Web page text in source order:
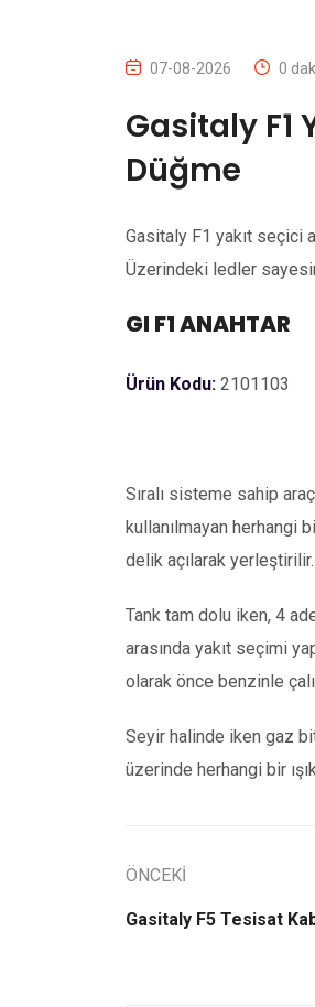
07-08-2026 0 dak
Gasitaly F1
Düğme
Gasitaly F1 yakıt seçici
Üzerindeki ledler
GI F1 ANAHTAR
Ürün Kodu: 2101103
Sıralı sisteme sahip
kullanılmayan herhangi
delik açılarak yerleştirilir.
Tank tam dolu iken, 4
arasında yakıt seçimi
olarak önce benzinle
Seyir halinde iken gaz
üzerinde herhangi bir
ÖNCEKİ
Gasitaly F5 Tesisat